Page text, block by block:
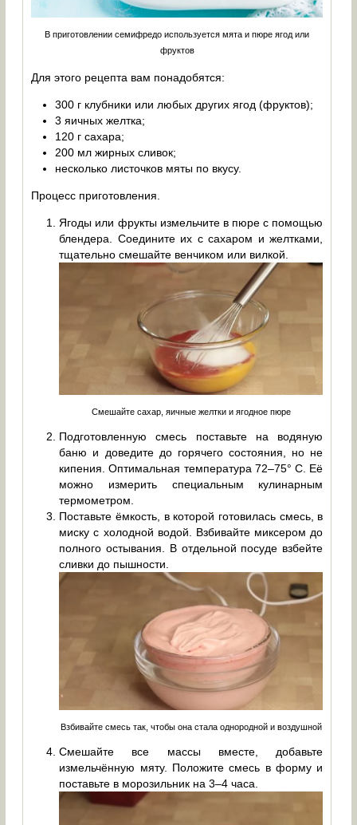
В приготовлении семифредо используется мята и пюре ягод или
фруктов
Для этого рецепта вам понадобятся:
300 г клубники или любых других ягод (фруктов);
3 яичных желтка;
120 г сахара;
200 мл жирных сливок;
несколько листочков мяты по вкусу.
Процесс приготовления.
Ягоды или фрукты измельчите в пюре с помощью
блендера. Соедините их с сахаром и желтками,
тщательно смешайте венчиком или вилкой.
Смешайте сахар, яичные желтки и ягодное пюре
Подготовленную смесь поставьте на водяную
баню и доведите до горячего состояния, но не
кипения. Оптимальная температура 72–75° C. Её
можно измерить специальным кулинарным
термометром.
Поставьте ёмкость, в которой готовилась смесь, в
миску с холодной водой. Взбивайте миксером до
полного остывания. В отдельной посуде взбейте
сливки до пышности.
Взбивайте смесь так, чтобы она стала однородной и воздушной
Смешайте все массы вместе, добавьте
измельчённую мяту. Положите смесь в форму и
поставьте в морозильник на 3–4 часа.